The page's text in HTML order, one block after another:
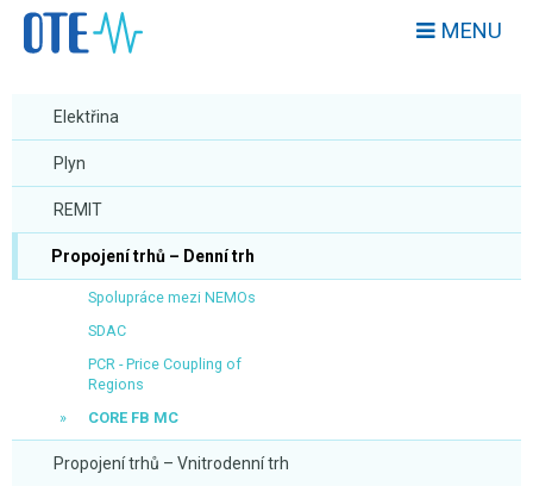
MENU
Elektřina
Plyn
REMIT
Propojení trhů – Denní trh
Spolupráce mezi NEMOs
SDAC
PCR - Price Coupling of
Regions
CORE FB MC
Propojení trhů – Vnitrodenní trh